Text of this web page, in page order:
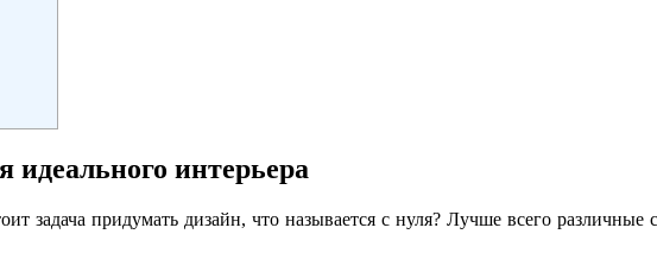
идеального интерьера
задача придумать дизайн, что называется с нуля? Лучше всего